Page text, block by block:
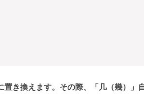
き換えます。その際、「几（幾）」